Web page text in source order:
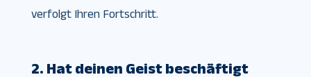
verfolgt Ihren Fortschritt.
2. Hat deinen Geist beschäftigt